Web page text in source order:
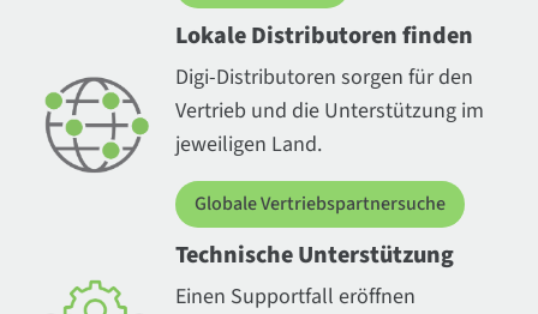
Lokale Distributoren finden
Digi-Distributoren sorgen für den
Vertrieb und die Unterstützung im
jeweiligen Land.
Globale Vertriebspartnersuche
Technische Unterstützung
Einen Supportfall eröffnen